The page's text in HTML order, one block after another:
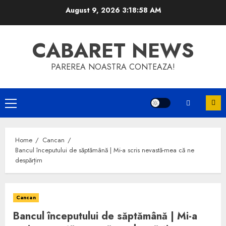
August 9, 2026 3:18:58 AM
CABARET NEWS
PAREREA NOASTRA CONTEAZA!
Primary
Menu
Home
Cancan
Bancul începutului de săptămână | Mi-a scris nevastă-mea că ne
despărțim
Cancan
Bancul începutului de săptămână | Mi-a